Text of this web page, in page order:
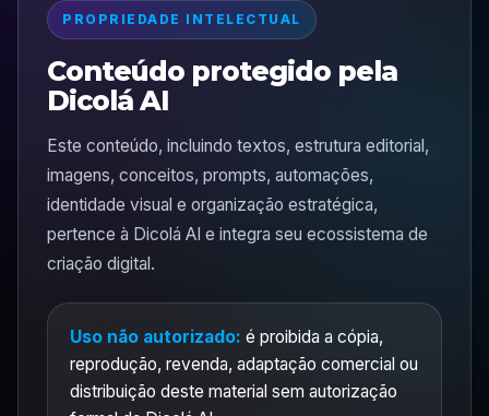
PROPRIEDADE INTELECTUAL
Conteúdo protegido pela
Dicolá AI
Este conteúdo, incluindo textos, estrutura editorial,
imagens, conceitos, prompts, automações,
identidade visual e organização estratégica,
pertence à Dicolá AI e integra seu ecossistema de
criação digital.
Uso não autorizado: é proibida a cópia,
reprodução, revenda, adaptação comercial ou
distribuição deste material sem autorização